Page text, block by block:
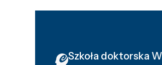
Szkoła doktorska